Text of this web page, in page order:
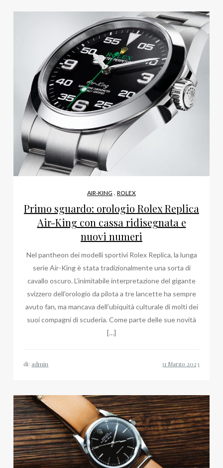
AIR-KING , ROLEX
Primo sguardo: orologio Rolex Replica
Air-King con cassa ridisegnata e
nuovi numeri
Nel pantheon dei modelli sportivi Rolex Replica, la lunga
serie Air-King è stata tradizionalmente una sorta di
cavallo oscuro. L’inimitabile interpretazione del gigante
svizzero dell’orologio da pilota a tre lancette ha sempre
avuto fan, ma mancava dell’ubiquità culturale di molti dei
suoi compagni di scuderia. Come parte delle sue novità
[…]
di: admin